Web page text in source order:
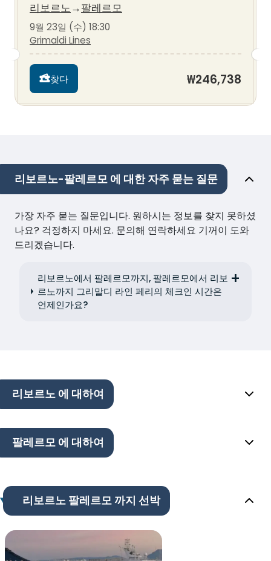
리보르노→팔레르모
9월 23일 (수) 18:30
Grimaldi Lines
찾다 ₩246,738
리보르노-팔레르모 에 대한 자주 묻는 질문
가장 자주 묻는 질문입니다. 원하시는 정보를 찾지 못하셨
나요? 걱정하지 마세요. 문의해 연락하세요 기꺼이 도와
드리겠습니다.
리보르노에서 팔레르모까지, 팔레르모에서 리보
르노까지 그리말디 라인 페리의 체크인 시간은
언제인가요?
리보르노 에 대하여
팔레르모 에 대하여
리보르노 팔레르모 까지 선박